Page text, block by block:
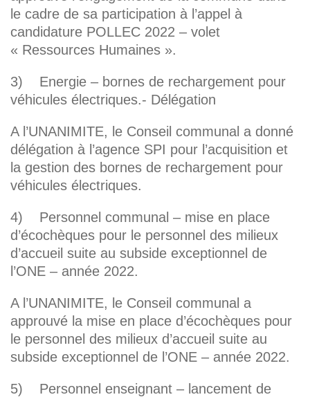
le cadre de sa participation à l’appel à
candidature POLLEC 2022 – volet
« Ressources Humaines ».
3) Energie – bornes de rechargement pour
véhicules électriques.- Délégation
A l’UNANIMITE, le Conseil communal a donné
délégation à l’agence SPI pour l’acquisition et
la gestion des bornes de rechargement pour
véhicules électriques.
4) Personnel communal – mise en place
d’écochèques pour le personnel des milieux
d’accueil suite au subside exceptionnel de
l’ONE – année 2022.
A l’UNANIMITE, le Conseil communal a
approuvé la mise en place d’écochèques pour
le personnel des milieux d’accueil suite au
subside exceptionnel de l’ONE – année 2022.
5) Personnel enseignant – lancement de